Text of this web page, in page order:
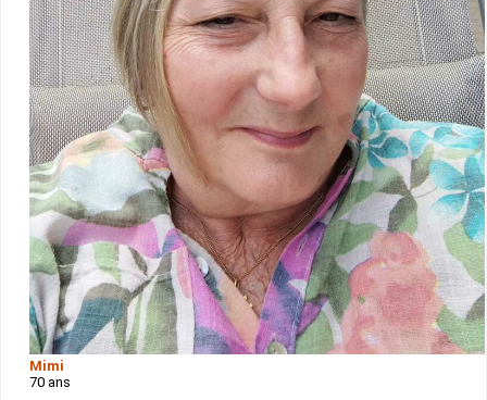
Mimi
70 ans